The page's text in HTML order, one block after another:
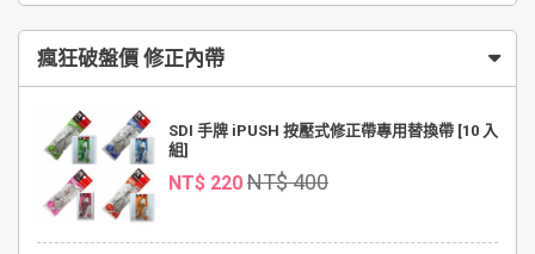
瘋狂破盤價 修正內帶
SDI 手牌 iPUSH 按壓式修正帶專用替換帶 [10 入
組]
NT$ 220 NT$ 400